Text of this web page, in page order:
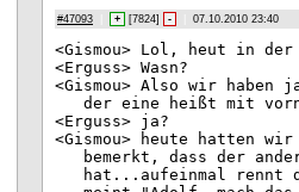
#47093 + [7824] - 07.10.2010 23:40
<Gismou> Lol, heut in
<Erguss> Wasn?
<Gismou> Also wir haben
der eine heißt mit
<Erguss> ja?
<Gismou> heute hatten
bemerkt, dass der
hat...aufeinmal rennt